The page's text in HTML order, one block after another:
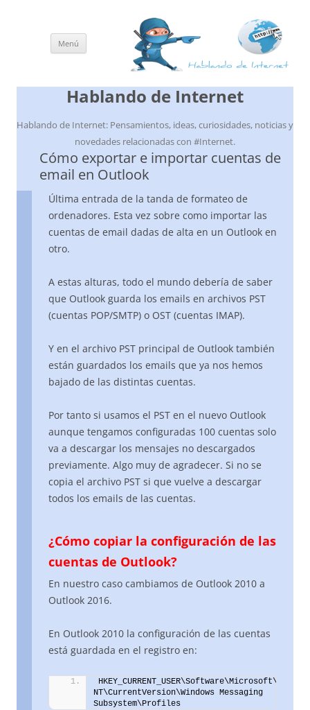
Hablando de Internet
Hablando de Internet: Pensamientos, ideas, curiosidades, noticias y
novedades relacionadas con #Internet.
Menú
Cómo exportar e importar cuentas de
email en Outlook
Última entrada de la tanda de formateo de
ordenadores. Esta vez sobre como importar las
cuentas de email dadas de alta en un Outlook en
otro.
A estas alturas, todo el mundo debería de saber
que Outlook guarda los emails en archivos PST
(cuentas POP/SMTP) o OST (cuentas IMAP).
Y en el archivo PST principal de Outlook también
están guardados los emails que ya nos hemos
bajado de las distintas cuentas.
Por tanto si usamos el PST en el nuevo Outlook
aunque tengamos configuradas 100 cuentas solo
va a descargar los mensajes no descargados
previamente. Algo muy de agradecer. Si no se
copia el archivo PST si que vuelve a descargar
todos los emails de las cuentas.
¿Cómo copiar la configuración de las
cuentas de Outlook?
En nuestro caso cambiamos de Outlook 2010 a
Outlook 2016.
En Outlook 2010 la configuración de las cuentas
está guardada en el registro en:
NT\CurrentVersion\Windows Messaging
Subsystem\Profiles